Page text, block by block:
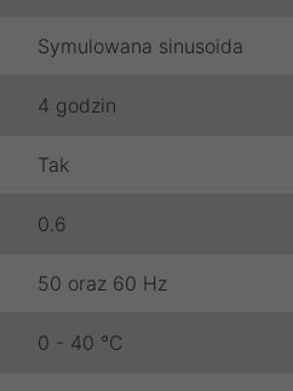
Symulowana sinusoida
4 godzin
Tak
0.6
50 oraz 60 Hz
0 - 40 °C